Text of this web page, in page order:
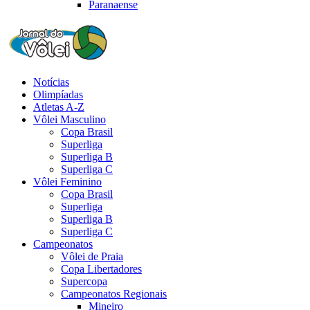
Paranaense
Notícias
Olimpíadas
Atletas A-Z
Vôlei Masculino
Copa Brasil
Superliga
Superliga B
Superliga C
Vôlei Feminino
Copa Brasil
Superliga
Superliga B
Superliga C
Campeonatos
Vôlei de Praia
Copa Libertadores
Supercopa
Campeonatos Regionais
Mineiro